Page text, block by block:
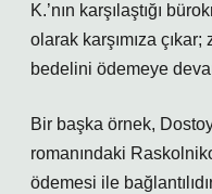
K.’nın karşılaştığı
olarak karşımıza
bedelini ödemeye
Bir başka örnek,
romanındaki
ödemesi ile